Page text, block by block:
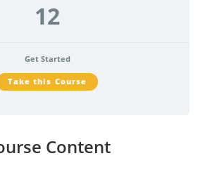
12
Get Started
Take this Course
Content